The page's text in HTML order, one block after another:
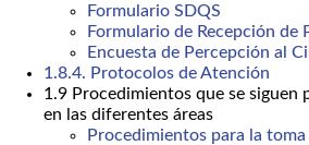
Formulario SDQS
Formulario de Recepción de
Encuesta de Percepción al
1.8.4. Protocolos de Atención
1.9 Procedimientos que se siguen
en las diferentes áreas
Procedimientos para la